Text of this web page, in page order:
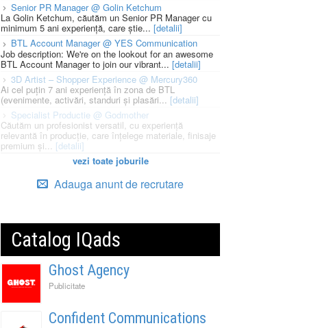
Senior PR Manager @ Golin Ketchum
La Golin Ketchum, căutăm un Senior PR Manager cu
minimum 5 ani experiență, care știe... [detalii]
BTL Account Manager @ YES Communication
Job description: We're on the lookout for an awesome
BTL Account Manager to join our vibrant... [detalii]
3D Artist – Shopper Experience @ Mercury360
Ai cel puțin 7 ani experiență în zona de BTL
(evenimente, activări, standuri și plasări... [detalii]
Specialist Productie @ Godmother
Căutăm un profesionist versatil, cu experiență
relevantă în producție, care înțelege materiale, finisaje
premium și... [detalii]
vezi toate joburile
Adauga anunt de recrutare
Catalog IQads
Ghost Agency
Publicitate
Confident Communications